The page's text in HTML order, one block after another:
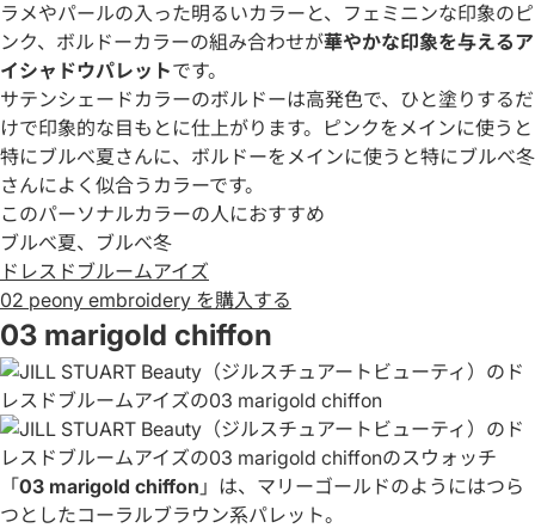
ラメやパールの入った明るいカラーと、フェミニンな印象のピ
ンク、ボルドーカラーの組み合わせが華やかな印象を与えるア
イシャドウパレットです。
サテンシェードカラーのボルドーは高発色で、ひと塗りするだ
けで印象的な目もとに仕上がります。ピンクをメインに使うと
特にブルべ夏さんに、ボルドーをメインに使うと特にブルべ冬
さんによく似合うカラーです。
このパーソナルカラーの人におすすめ
ブルべ夏、ブルべ冬
ドレスドブルームアイズ
02 peony embroidery を購入する
03 marigold chiffon
「03 marigold chiffon 」は、マリーゴールドのようにはつら
つとしたコーラルブラウン系パレット。